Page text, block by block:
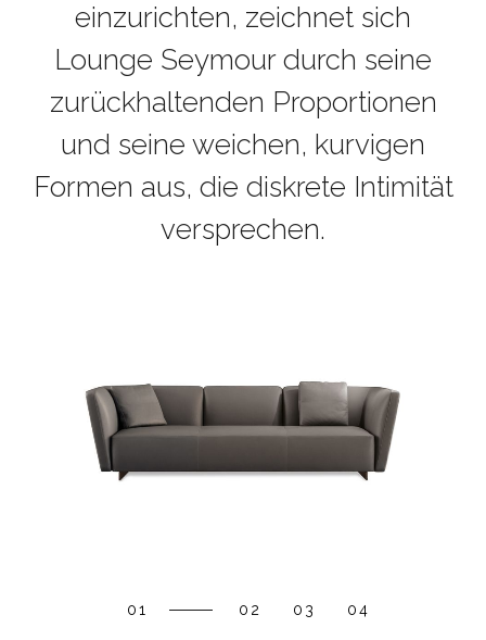
einzurichten, zeichnet sich
Lounge Seymour durch seine
zurückhaltenden Proportionen
und seine weichen, kurvigen
Formen aus, die diskrete Intimität
versprechen.
01 02 03 04